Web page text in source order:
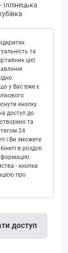
- Іллінeцькa
та
цієї
у Вас вже є
кнопку
доступ до
та
24
і Ви зможете
в розділі
- кнопка
про
доступ